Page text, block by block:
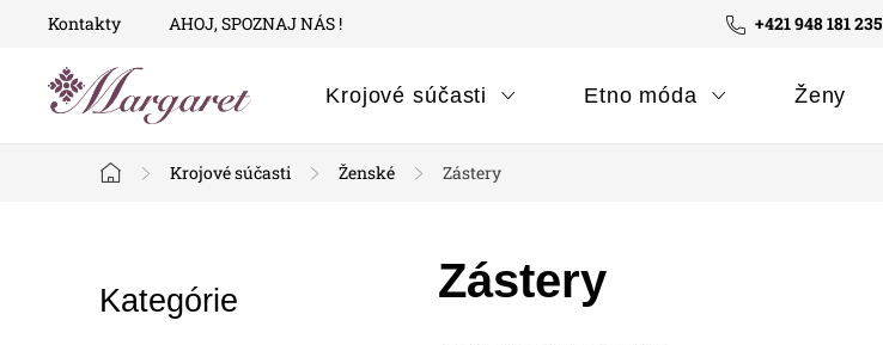
Prejsť
+421 948 181 235
Kontakty AHOJ, SPOZNAJ NÁS !
Krojové súčasti Etno móda Ženy
Domov
Krojové súčasti Ženské Zástery
o
Preskočiť
kategórie
Kategórie Zástery